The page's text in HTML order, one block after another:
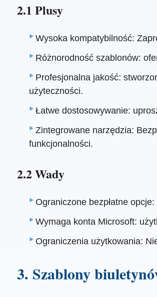
2.1 Plusy
Wysoka kompatybilność:
Różnorodność szablonów:
Profesjonalna jakość:
użyteczności.
Łatwe dostosowywanie:
Zintegrowane narzędzia:
funkcjonalności.
2.2 Wady
Ograniczone bezpłatne
Wymaga konta Microsoft:
Ograniczenia użytkowania:
3. Szablony